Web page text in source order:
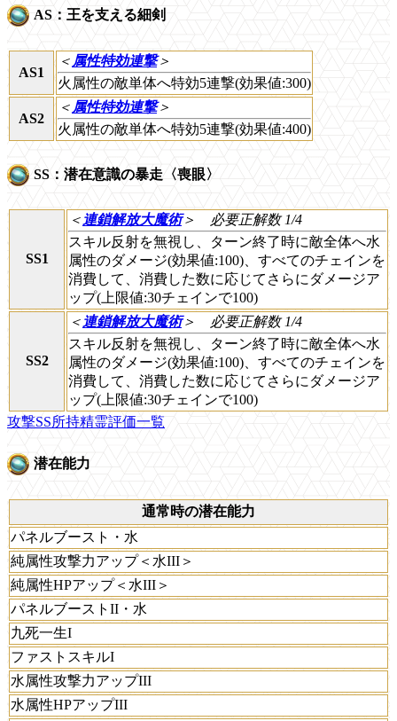
AS：王を支える細剣
AS1
＜ 属性特効連撃＞
火属性の敵単体へ特効5連撃(効果値:300)
AS2
＜ 属性特効連撃＞
火属性の敵単体へ特効5連撃(効果値:400)
SS：潜在意識の暴走〈喪眼〉
SS1
＜ 連鎖解放大魔術＞
必要正解数 1/4
スキル反射を無視し、ターン終了時に敵全体へ水
属性のダメージ(効果値:100)、すべてのチェインを
消費して、消費した数に応じてさらにダメージア
ップ(上限値:30チェインで100)
SS2
＜ 連鎖解放大魔術＞
必要正解数 1/4
スキル反射を無視し、ターン終了時に敵全体へ水
属性のダメージ(効果値:100)、すべてのチェインを
消費して、消費した数に応じてさらにダメージア
ップ(上限値:30チェインで100)
攻撃SS所持精霊評価一覧
潜在能力
通常時の潜在能力
パネルブースト・水
純属性攻撃力アップ＜水III＞
純属性HPアップ＜水III＞
パネルブーストII・水
九死一生I
ファストスキルI
水属性攻撃力アップIII
水属性HPアップIII